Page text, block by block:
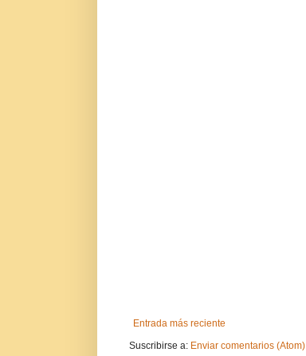
Entrada más reciente
Suscribirse a: Enviar comentarios (Atom)